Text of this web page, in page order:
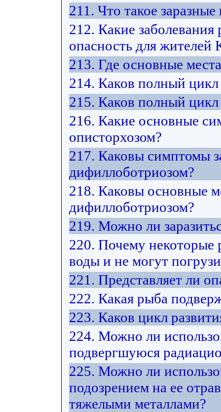
211. Что такое
212. Какие
опасность для жителей
213. Где основные
214. Каков полный цикл
215. Каков полный цикл
216. Какие основные
описторхозом?
217. Каковы симптомы
дифиллоботриозом?
218. Каковы основные
дифиллоботриозом?
219. Можно ли
220. Почему некоторые
воды и не могут
221. Представляет ли
222. Какая рыба
223. Каков цикл
224. Можно ли
подвергшуюся
225. Можно ли
подозрением на ее
тяжелыми металлами?